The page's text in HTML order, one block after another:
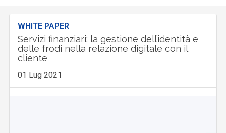
WHITE PAPER
Servizi finanziari: la gestione dell’identità e
delle frodi nella relazione digitale con il
cliente
01 Lug 2021